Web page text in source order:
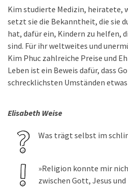
Kim studierte Medizin, heiratete,
setzt sie die Bekanntheit, die sie
hat, dafür ein, Kindern zu helfen,
sind. Für ihr weltweites und
Kim Phuc zahlreiche Preise und
Leben ist ein Beweis dafür, dass
schrecklichsten Umständen
Elisabeth Weise
Was trägt selbst im
»Religion konnte mir
zwischen Gott, Jesus